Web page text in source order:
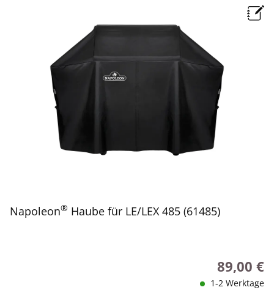
Napoleon® Haube für LE/LEX 485 (61485)
Regulärer
89,00 €
1-2 Werktage